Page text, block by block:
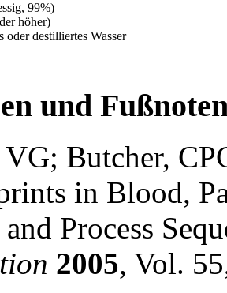
99%)
höher)
oder destilliertes Wasser
und
VG; Butcher,
in Blood,
Process
2005, Vol.